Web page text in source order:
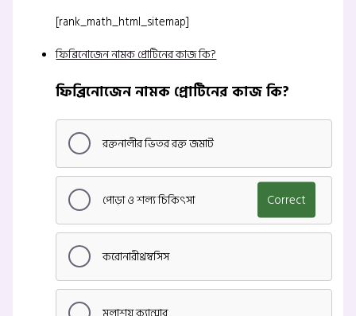
[rank_math_html_sitemap]
ফিব্রিনোজেন নামক প্রোটিনের কাজ কি?
ফিব্রিনোজেন নামক প্রোটিনের কাজ কি?
রক্তনালীর ভিতর রক্ত জমাট
পোড়া ও শল্য চিকিৎসা Correct
করোনারীথ্রম্বসিস